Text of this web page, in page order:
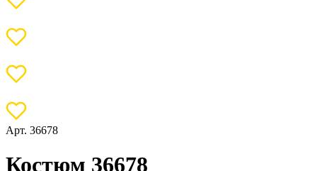
Арт. 36678
Костюм 36678